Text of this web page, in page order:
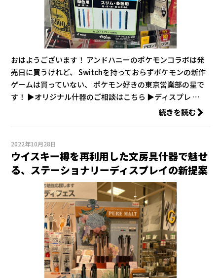
おはようございます！ アンドハニーのポケモンコラボは発
売日に買うけれど、 Switchを持っておらずポケモンの新作
ゲームは買っていない、 ポケモン好きの東京営業部の星で
す！ ▶オリジナル什器のご相談はこちら ▶ディスプレ …
続きを読む
2022年10月28日
ウイスキー樽を再利用した文房具什器で魅せ
る、ステーショナリーディスプレイの新提案